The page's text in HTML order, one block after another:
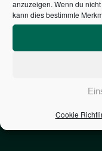
anzuzeigen. Wenn du
kann dies bestimmte
Cookie